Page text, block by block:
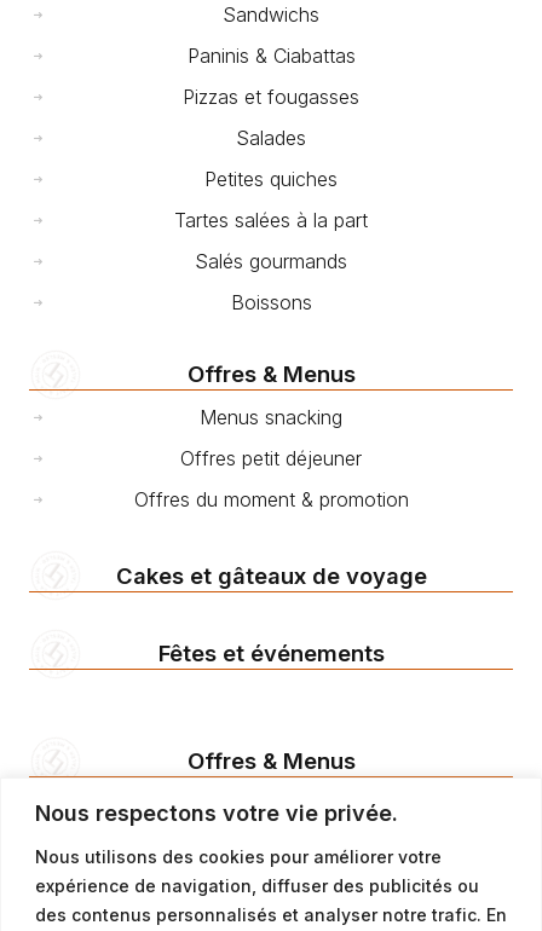
Nous respectons votre vie privée.
Nous utilisons des cookies pour améliorer votre
expérience de navigation, diffuser des publicités ou
des contenus personnalisés et analyser notre trafic. En
Sandwichs
Paninis & Ciabattas
Pizzas et fougasses
Salades
Petites quiches
Tartes salées à la part
Salés gourmands
Boissons
Offres & Menus
Menus snacking
Offres petit déjeuner
Offres du moment & promotion
Cakes et gâteaux de voyage
Fêtes et événements
Offres & Menus
Menus snacking
Offres petit déjeuner
Offres du moment & promotion